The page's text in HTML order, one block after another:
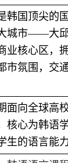
韩国顶尖的
城市——大
业核心区，
市氛围，交
面向全球高
核心为韩语
生的语言能